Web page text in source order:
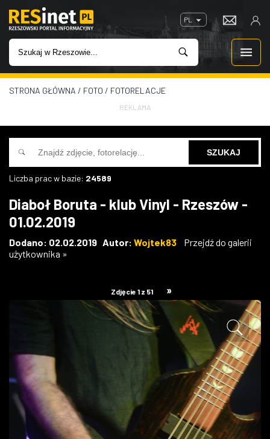
PL
WIADOMOŚCI
INWESTYCJE
IMPREZY
W KINACH
GASTRONOMIA
STRONA GŁÓWNA / FOTO / FOTORELACJE
REKLAMA
Liczba prac w bazie: 24589
Diaboł Boruta - klub Vinyl - Rzeszów -
01.02.2019
Dodano: 02.02.2019 Autor: Wojtek83
Przejdź do galerii
użytkownika »
Zdjęcie 1 z 51 »